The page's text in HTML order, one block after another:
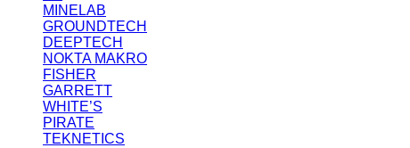
MINELAB
GROUNDTECH
DEEPTECH
NOKTA MAKRO
FISHER
GARRETT
WHITE’S
PIRATE
TEKNETICS